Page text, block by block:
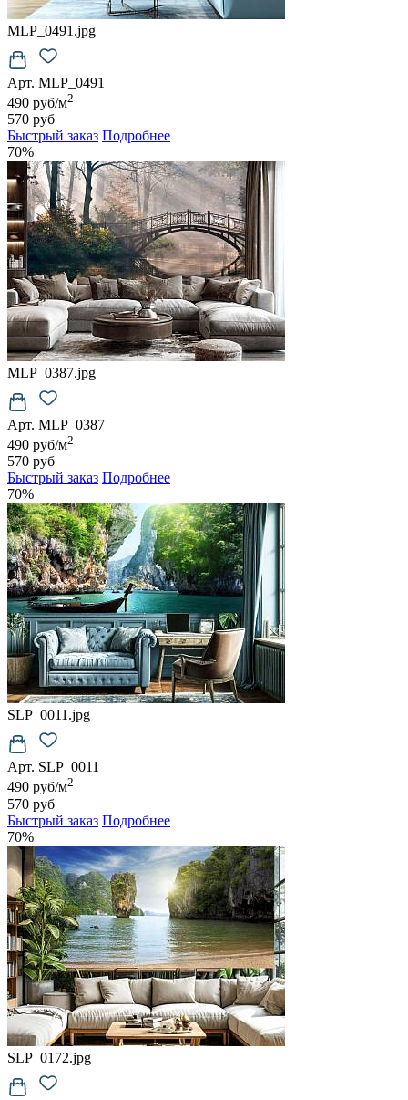
MLP_0491.jpg
Арт. MLP_0491
490 руб/м2
570 руб
Быстрый заказ Подробнее
70%
MLP_0387.jpg
Арт. MLP_0387
490 руб/м2
570 руб
Быстрый заказ Подробнее
70%
SLP_0011.jpg
Арт. SLP_0011
490 руб/м2
570 руб
Быстрый заказ Подробнее
70%
SLP_0172.jpg